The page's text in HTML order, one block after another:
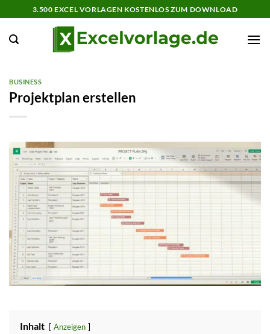
Inhalt
springen
3.500 EXCEL VORLAGEN KOSTENLOS ZUM DOWNLOAD
BUSINESS
Projektplan erstellen
Inhalt Anzeigen